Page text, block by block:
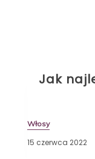
Jak
Włosy
15 czerwca 2022